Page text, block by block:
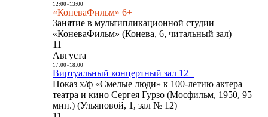
12:00- 13:00
«КоневаФильм» 6+
Занятие в мультипликационной студии
«КоневаФильм» (Конева, 6, читальный зал)
11
Августа
17:00- 18:00
Виртуальный концертный зал 12+
Показ х/ф «Смелые люди» к 100-летию актера
театра и кино Сергея Гурзо (Мосфильм, 1950, 95
мин.) (Ульяновой, 1, зал № 12)